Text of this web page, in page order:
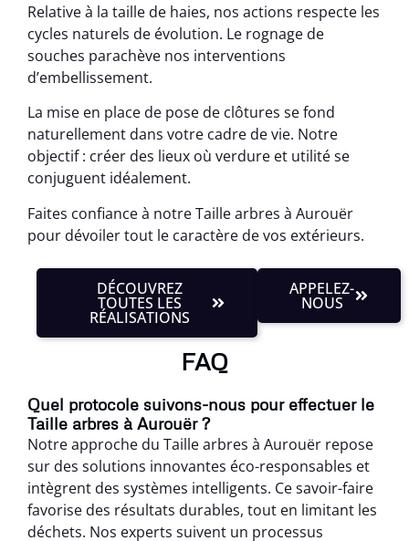
Relative à la taille de haies, nos actions respecte les
cycles naturels de évolution. Le rognage de
souches parachève nos interventions
d’embellissement.
La mise en place de pose de clôtures se fond
naturellement dans votre cadre de vie. Notre
objectif : créer des lieux où verdure et utilité se
conjuguent idéalement.
Faites confiance à notre Taille arbres à Aurouër
pour dévoiler tout le caractère de vos extérieurs.
DÉCOUVREZ
TOUTES LES
RÉALISATIONS
APPELEZ-
NOUS
FAQ
Quel protocole suivons-nous pour effectuer le
Taille arbres à Aurouër ?
Notre approche du Taille arbres à Aurouër repose
sur des solutions innovantes éco-responsables et
intègrent des systèmes intelligents. Ce savoir-faire
favorise des résultats durables, tout en limitant les
déchets. Nos experts suivent un processus